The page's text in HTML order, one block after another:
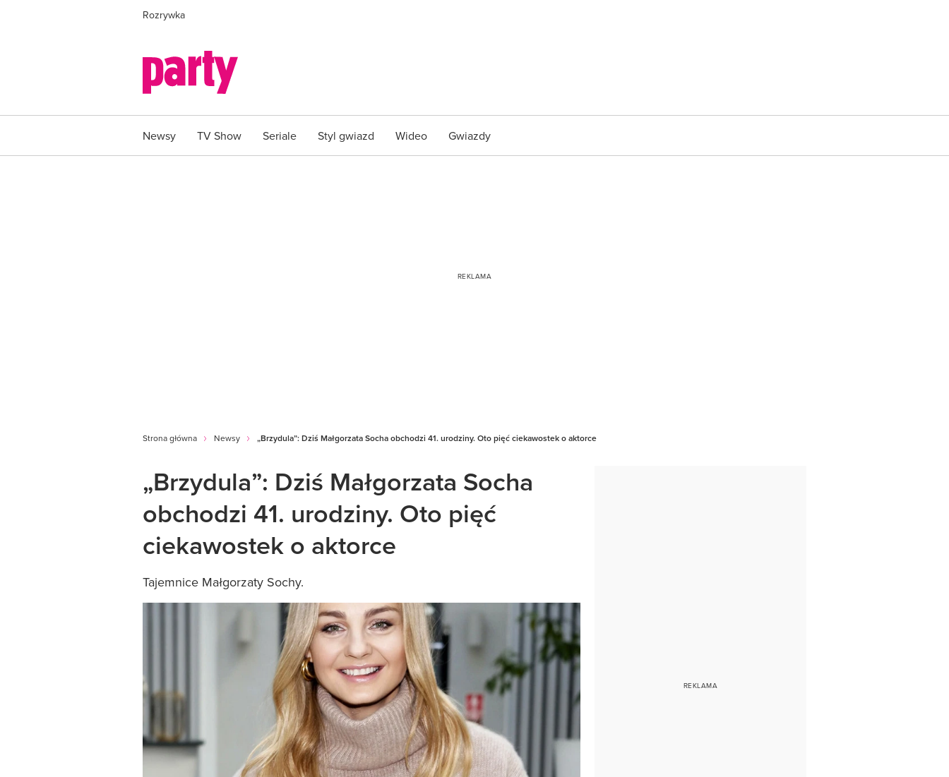
Rozrywka
Newsy TV Show Seriale Styl gwiazd Wideo Gwiazdy
Strona główna Newsy „Brzydula”: Dziś Małgorzata Socha obchodzi 41. urodziny. Oto pięć ciekawostek o aktorce
„Brzydula”: Dziś Małgorzata Socha
obchodzi 41. urodziny. Oto pięć
ciekawostek o aktorce
Tajemnice Małgorzaty Sochy.